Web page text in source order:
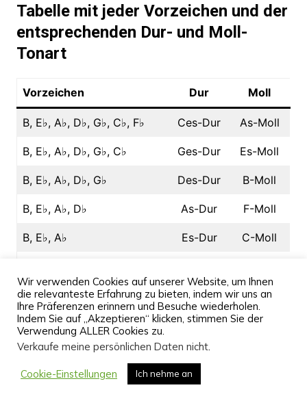
Tabelle mit jeder Vorzeichen und der
entsprechenden Dur- und Moll-
Tonart
Vorzeichen Dur Moll
B, E♭, A♭, D♭, G♭, C♭, F♭ Ces-Dur As-Moll
B, E♭, A♭, D♭, G♭, C♭ Ges-Dur Es-Moll
B, E♭, A♭, D♭, G♭ Des-Dur B-Moll
B, E♭, A♭, D♭ As-Dur F-Moll
B, E♭, A♭ Es-Dur C-Moll
B F-Dur D-Moll
C-Dur A-Moll
F♯ G-Dur
F♯, C♯ D-Dur
Wir verwenden Cookies auf unserer Website, um Ihnen
die relevanteste Erfahrung zu bieten, indem wir uns an
Ihre Präferenzen erinnern und Besuche wiederholen.
Indem Sie auf „Akzeptieren“ klicken, stimmen Sie der
Verwendung ALLER Cookies zu.
Verkaufe meine persönlichen Daten nicht.
Cookie-Einstellungen Ich nehme an